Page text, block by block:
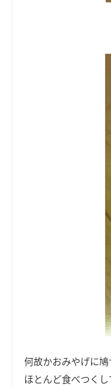
何故かおみやげに鳩
ほとんど食べつく